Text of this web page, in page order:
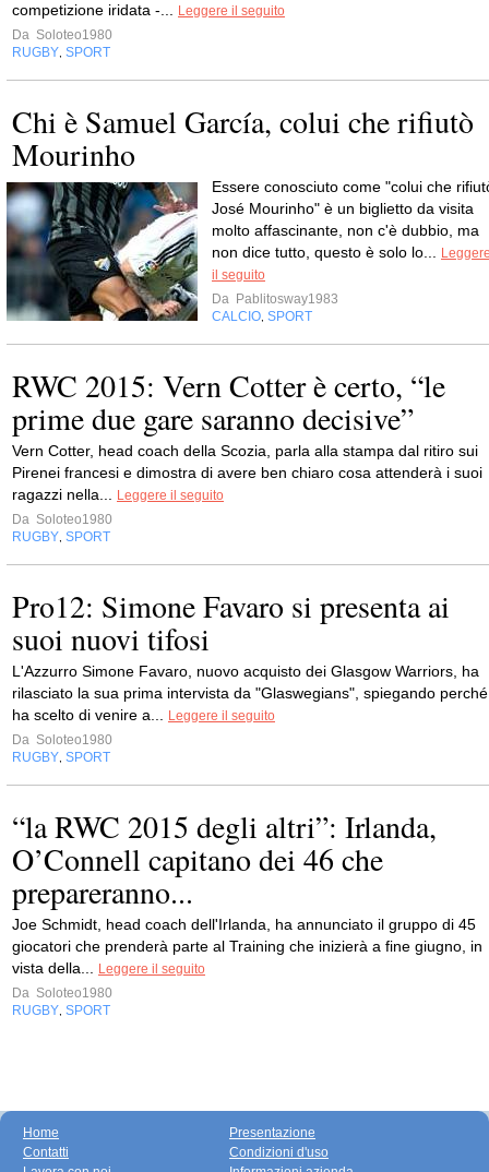
competizione iridata -...
Leggere il seguito
Da Soloteo1980
RUGBY SPORT
Chi è Samuel García, colui che rifiutò
Mourinho
Essere conosciuto come "colui che
José Mourinho" è un biglietto da visita
molto affascinante, non c'è dubbio, ma
non dice tutto, questo è solo lo...
il seguito
Da Pablitosway1983
CALCIO SPORT
RWC 2015: Vern Cotter è certo, “le
prime due gare saranno decisive”
Vern Cotter, head coach della Scozia, parla alla stampa dal ritiro sui
Pirenei francesi e dimostra di avere ben chiaro cosa attenderà i suoi
ragazzi nella...
Leggere il seguito
Da Soloteo1980
RUGBY SPORT
Pro12: Simone Favaro si presenta ai
suoi nuovi tifosi
L'Azzurro Simone Favaro, nuovo acquisto dei Glasgow Warriors, ha
rilasciato la sua prima intervista da "Glaswegians", spiegando perché
ha scelto di venire a...
Leggere il seguito
Da Soloteo1980
RUGBY SPORT
“la RWC 2015 degli altri”: Irlanda,
O’Connell capitano dei 46 che
prepareranno...
Joe Schmidt, head coach dell'Irlanda, ha annunciato il gruppo di 45
giocatori che prenderà parte al Training che inizierà a fine giugno, in
vista della...
Leggere il seguito
Da Soloteo1980
RUGBY SPORT
Home
Contatti
Presentazione
Condizioni d'uso